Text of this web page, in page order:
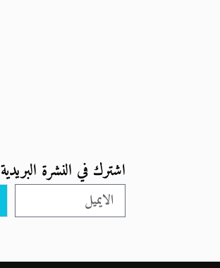
اشترك في النشرة البريدية